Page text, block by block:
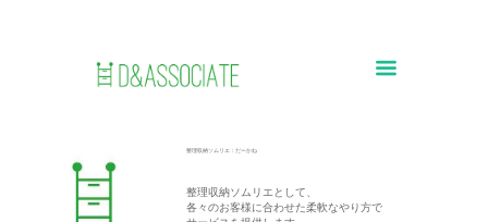
整理収納ソムリエ：だーかね
整理収納ソムリエとして、
各々のお客様に合わせた柔軟なやり方で